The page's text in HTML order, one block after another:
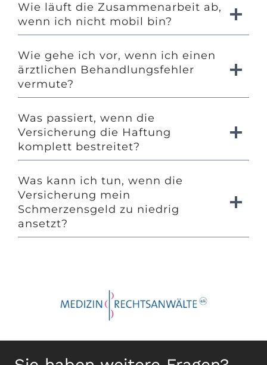
Wie läuft die Zusammenarbeit ab,
wenn ich nicht mobil bin?
Wie gehe ich vor, wenn ich einen
ärztlichen Behandlungsfehler
vermute?
Was passiert, wenn die
Versicherung die Haftung
komplett bestreitet?
Was kann ich tun, wenn die
Versicherung mein
Schmerzensgeld zu niedrig
ansetzt?